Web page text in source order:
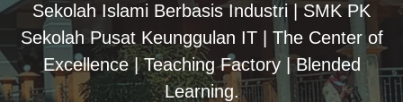
Sekolah Islami Berbasis Industri | SMK PK
Sekolah Pusat Keunggulan IT | The Center of
Excellence | Teaching Factory | Blended
Learning.